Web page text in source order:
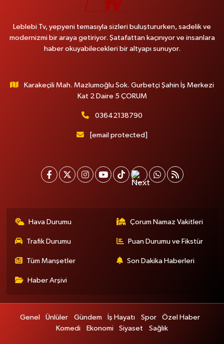
Leblebi Tv, yepyeni temasıyla sizleri buluştururken, sadelik ve
modernizmi bir araya getiriyor. Şatafattan kaçınıyor ve insanlara
haber okuyabilecekleri bir altyapı sunuyor.
Karakeçili Mah. Mazlumoğlu Sok. Gurbetçi Şahin İş Merkezi
Kat 2 Daire 5 ÇORUM
03642138790
[email protected]
Hava Durumu Çorum Namaz Vakitleri
Trafik Durumu Puan Durumu ve Fikstür
Tüm Manşetler Son Dakika Haberleri
Haber Arşivi
Genel Ünlüler Gündem İş Hayatı Spor
Özel Haber
Komedi
Ekonomi Siyaset Sağlık